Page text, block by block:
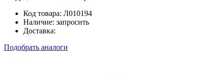
Код товара: Л010194
Наличие: запросить
Доставка:
Подобрать аналоги